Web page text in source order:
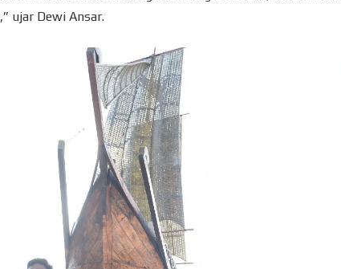
ujar Dewi Ansar.